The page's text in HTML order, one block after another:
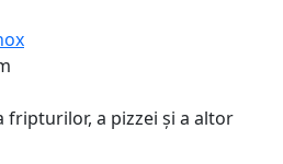
fripturilor, a pizzei și a altor